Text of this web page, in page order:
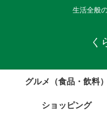
生活全般
く
グルメ（食品・飲料）
ショッピング